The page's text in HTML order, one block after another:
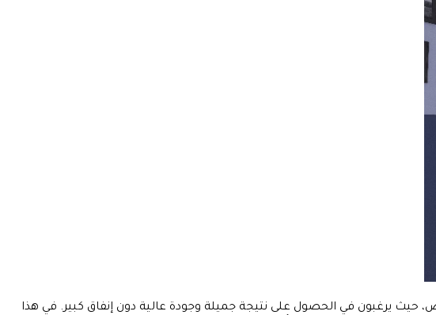
من الأشخاص، حيث يرغبون في الحصول على نتيجة جميلة وجودة عالية دون إنفاق كبير. في هذا